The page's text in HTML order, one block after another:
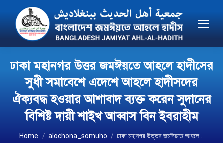
ঢাকা মহানগর উত্তর জমঈয়তে আহলে হাদীসের
সুধী সমাবেশে এদেশে আহলে হাদীসদের
ঐক্যবদ্ধ হওয়ার আশাবাদ ব্যক্ত করেন সুদানের
বিশিষ্ট দায়ী শাইখ আব্বাস বিন ইবরাহীম
You are here:
Home alochona_somuho ঢাকা মহানগর উত্তর জমঈয়তে আহলে…